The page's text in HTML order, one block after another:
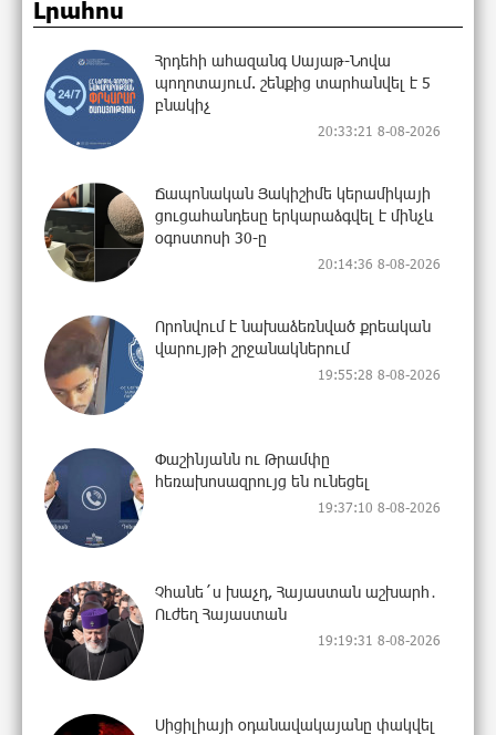
Լրահոս
Հրդեհի ահազանգ Սայաթ-Նովա
պողոտայում. շենքից տարհանվել է 5
բնակիչ
20:33:21 8-08-2026
Ճապոնական Յակիշիմե կերամիկայի
ցուցահանդեսը երկարաձգվել է մինչև
օգոստոսի 30-ը
20:14:36 8-08-2026
Որոնվում է նախաձեռնված քրեական
վարույթի շրջանակներում
19:55:28 8-08-2026
Փաշինյանն ու Թրամփը
հեռախոսազրույց են ունեցել
19:37:10 8-08-2026
Չհանե´ս խաչդ, Հայաստան աշխարհ․
Ուժեղ Հայաստան
19:19:31 8-08-2026
Սիցիլիայի օդանավակայանը փակվել